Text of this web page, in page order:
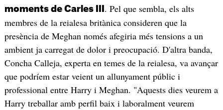
moments de Carles III . Pel que sembla, els alts
membres de la reialesa britànica consideren que la
presència de Meghan només afegiria més tensions a un
ambient ja carregat de dolor i preocupació. D'altra banda,
Concha Calleja, experta en temes de la reialesa, va avançar
que podríem estar veient un allunyament públic i
professional entre Harry i Meghan. "Aquests dies veurem a
Harry treballar amb perfil baix i laboralment veurem